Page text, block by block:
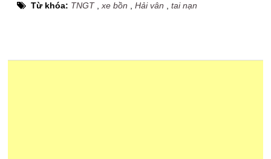
Từ khóa: TNGT,xe bồn ,Hải vân ,tai nạn